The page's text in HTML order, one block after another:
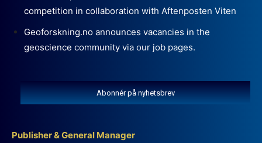
competition in collaboration with Aftenposten Viten
Geoforskning.no announces vacancies in the
geoscience community via our job pages.
Abonnér på nyhetsbrev
Publisher & General Manager